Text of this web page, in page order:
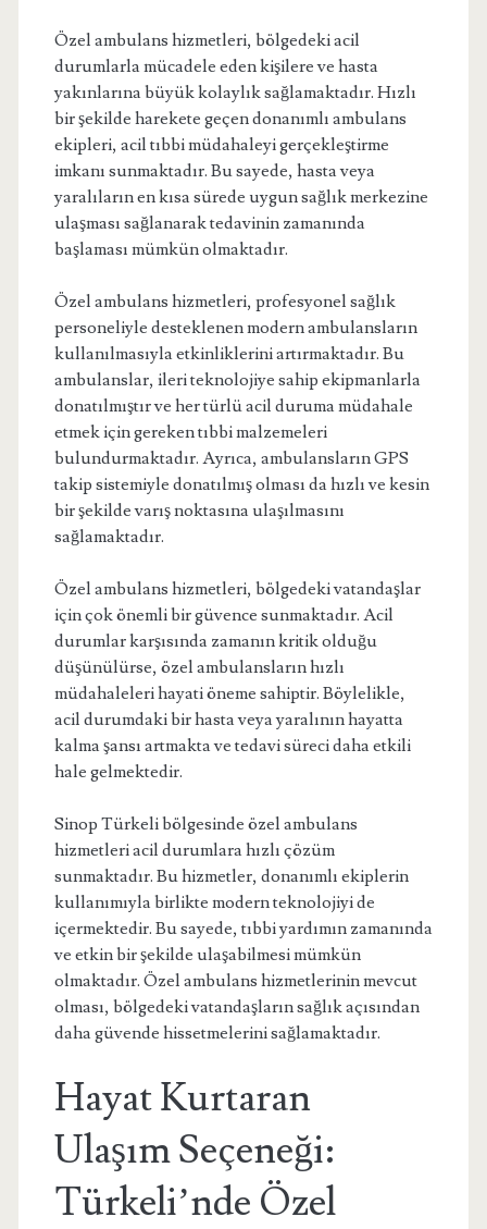
Özel ambulans hizmetleri, bölgedeki acil
durumlarla mücadele eden kişilere ve hasta
yakınlarına büyük kolaylık sağlamaktadır. Hızlı
bir şekilde harekete geçen donanımlı ambulans
ekipleri, acil tıbbi müdahaleyi gerçekleştirme
imkanı sunmaktadır. Bu sayede, hasta veya
yaralıların en kısa sürede uygun sağlık merkezine
ulaşması sağlanarak tedavinin zamanında
başlaması mümkün olmaktadır.
Özel ambulans hizmetleri, profesyonel sağlık
personeliyle desteklenen modern ambulansların
kullanılmasıyla etkinliklerini artırmaktadır. Bu
ambulanslar, ileri teknolojiye sahip ekipmanlarla
donatılmıştır ve her türlü acil duruma müdahale
etmek için gereken tıbbi malzemeleri
bulundurmaktadır. Ayrıca, ambulansların GPS
takip sistemiyle donatılmış olması da hızlı ve kesin
bir şekilde varış noktasına ulaşılmasını
sağlamaktadır.
Özel ambulans hizmetleri, bölgedeki vatandaşlar
için çok önemli bir güvence sunmaktadır. Acil
durumlar karşısında zamanın kritik olduğu
düşünülürse, özel ambulansların hızlı
müdahaleleri hayati öneme sahiptir. Böylelikle,
acil durumdaki bir hasta veya yaralının hayatta
kalma şansı artmakta ve tedavi süreci daha etkili
hale gelmektedir.
Sinop Türkeli bölgesinde özel ambulans
hizmetleri acil durumlara hızlı çözüm
sunmaktadır. Bu hizmetler, donanımlı ekiplerin
kullanımıyla birlikte modern teknolojiyi de
içermektedir. Bu sayede, tıbbi yardımın zamanında
ve etkin bir şekilde ulaşabilmesi mümkün
olmaktadır. Özel ambulans hizmetlerinin mevcut
olması, bölgedeki vatandaşların sağlık açısından
daha güvende hissetmelerini sağlamaktadır.
Hayat Kurtaran
Ulaşım Seçeneği:
Türkeli’nde Özel